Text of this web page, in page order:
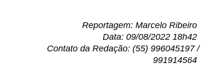
Reportagem: Marcelo Ribeiro
Data: 09/08/2022 18h42
Contato da Redação: (55) 996045197 /
991914564